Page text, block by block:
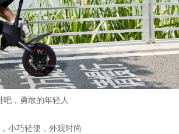
吧，勇敢的年轻人
小巧轻便，外观时尚